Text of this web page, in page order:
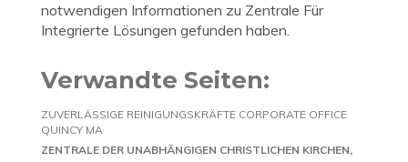
notwendigen Informationen zu Zentrale Für
Integrierte Lösungen gefunden haben.
Verwandte Seiten:
ZUVERLÄSSIGE REINIGUNGSKRÄFTE CORPORATE OFFICE
QUINCY MA
ZENTRALE DER UNABHÄNGIGEN CHRISTLICHEN KIRCHEN